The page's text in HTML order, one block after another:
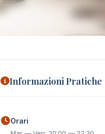
Informazioni Pratiche
Orari